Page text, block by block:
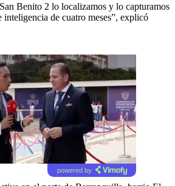
Benito 2 lo localizamos y lo capturamos
inteligencia de cuatro meses”, explicó
powered by